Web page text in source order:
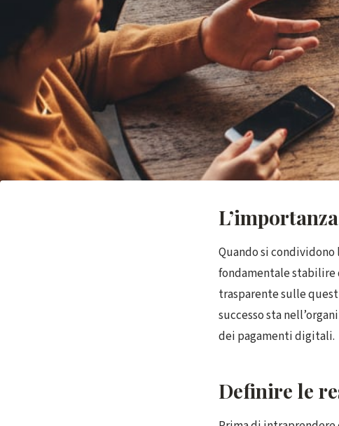
Quando si condividono
fondamentale stabilire
trasparente sulle
successo sta
dei pagamenti digitali.
Definire le